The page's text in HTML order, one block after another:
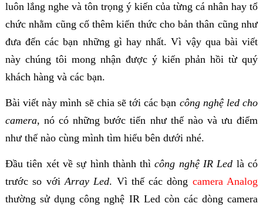
luôn lắng nghe và tôn trọng ý kiến của từng cá nhân hay tổ
chức nhằm cũng cố thêm kiến thức cho bản thân cũng như
đưa đến các bạn những gì hay nhất. Vì vậy qua bài viết
này chúng tôi mong nhận được ý kiến phản hồi từ quý
khách hàng và các bạn.
Bài viết này mình sẽ chia sẽ tới các bạn công nghệ led cho
camera, nó có những bước tiến như thế nào và ưu điểm
như thế nào cùng mình tìm hiểu bên dưới nhé.
Đầu tiên xét về sự hình thành thìcông nghệ IR Led là có
trước so vớiArray Led. Vì thế các dòng camera Analog
thường sử dụng công nghệ IR Led còn các dòng camera